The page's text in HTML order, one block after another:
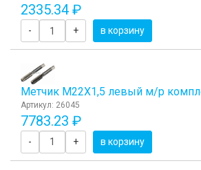
2335.34 ₽
- + в корзину
Метчик М22Х1,5 левый м/р
Артикул: 26045
7783.23 ₽
- + в корзину